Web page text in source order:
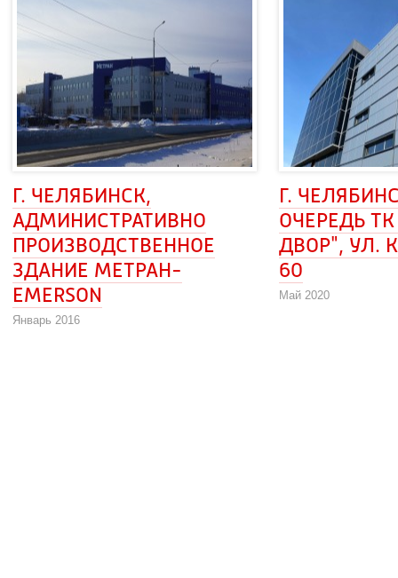
Г. ЧЕЛЯБИНСК,
АДМИНИСТРАТИВНО
ПРОИЗВОДСТВЕННОЕ
ЗДАНИЕ МЕТРАН-
EMERSON
Январь 2016
Г.
ОЧЕРЕДЬ
ДВОР", УЛ.
60
Май 2020